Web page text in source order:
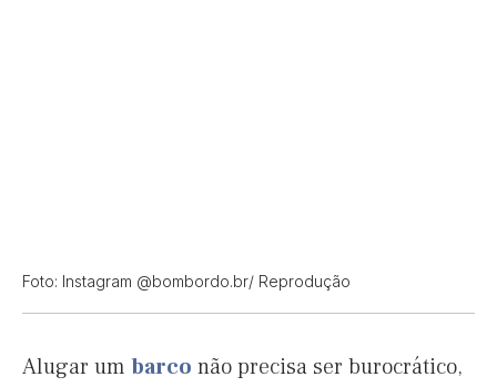
Foto: Instagram @bombordo.br/ Reprodução
Alugar um barco não precisa ser burocrático,